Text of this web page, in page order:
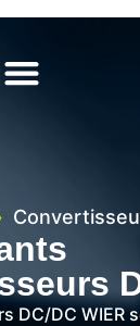
DC/DC WIER